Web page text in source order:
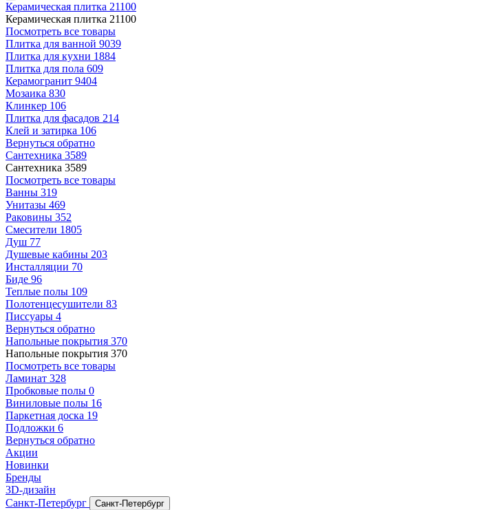
Керамическая плитка 21100
Керамическая плитка 21100
Посмотреть все товары
Плитка для ванной 9039
Плитка для кухни 1884
Плитка для пола 609
Керамогранит 9404
Мозаика 830
Клинкер 106
Плитка для фасадов 214
Клей и затирка 106
Вернуться обратно
Сантехника 3589
Сантехника 3589
Посмотреть все товары
Ванны 319
Унитазы 469
Раковины 352
Смесители 1805
Душ 77
Душевые кабины 203
Инсталляции 70
Биде 96
Теплые полы 109
Полотенцесушители 83
Писсуары 4
Вернуться обратно
Напольные покрытия 370
Напольные покрытия 370
Посмотреть все товары
Ламинат 328
Пробковые полы 0
Виниловые полы 16
Паркетная доска 19
Подложки 6
Вернуться обратно
Акции
Новинки
Бренды
3D-дизайн
Санкт-Петербург
Санкт-Петербург